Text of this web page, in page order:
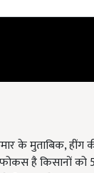
के मुताबिक, हींग
है किसानों
है. हिमाचल के